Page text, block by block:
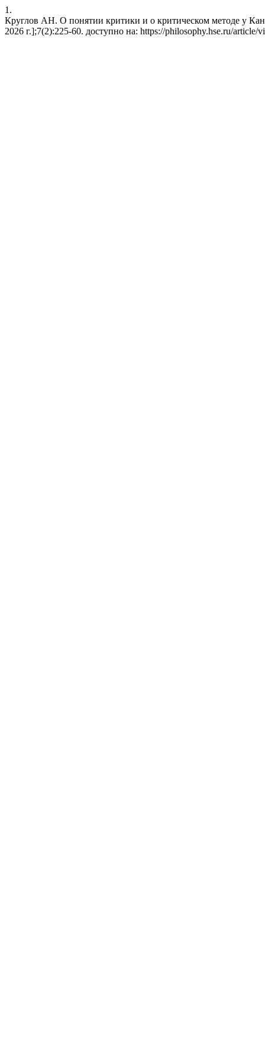
1.
Круглов АН. О понятии критики и о критическом методе у
2026 г.];7(2):225-60. доступно на: https://philosophy.hse.ru/article/